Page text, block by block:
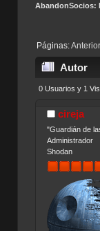
AbandonSocios:
Páginas:Anterior
Autor
0 Usuarios y 1
cireja
"Guardián de
Administrador
Shodan